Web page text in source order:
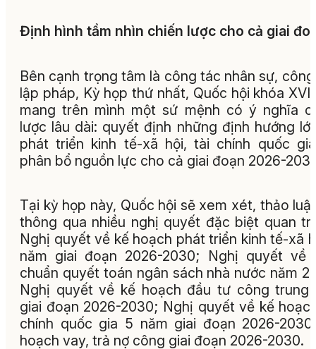
Định hình tầm nhìn chiến lược cho cả giai
Bên cạnh trọng tâm là công tác nhân sự,
lập pháp, Kỳ họp thứ nhất, Quốc hội khóa XVI
mang trên mình một sứ mệnh có ý nghĩa
lược lâu dài: quyết định những định hướng
phát triển kinh tế-xã hội, tài chính quốc
phân bổ nguồn lực cho cả giai đoạn 2026-
Tại kỳ họp này, Quốc hội sẽ xem xét, thảo
thông qua nhiều nghị quyết đặc biệt quan
Nghị quyết về kế hoạch phát triển kinh tế-xã
năm giai đoạn 2026-2030; Nghị quyết về
chuẩn quyết toán ngân sách nhà nước năm
Nghị quyết về kế hoạch đầu tư công trung
giai đoạn 2026-2030; Nghị quyết về kế
chính quốc gia 5 năm giai đoạn 2026-
hoạch vay, trả nợ công giai đoạn 2026-2030.